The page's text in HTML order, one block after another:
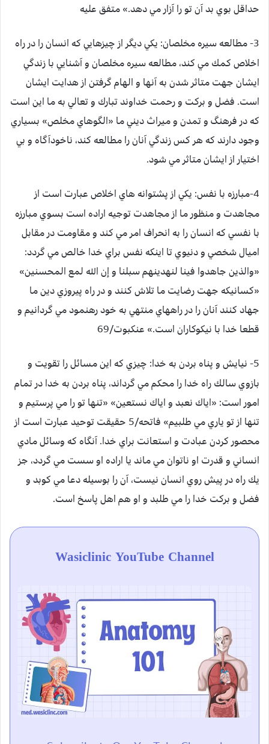
حداقل بوي بد آن تو را آزار مي دهد.» متفق عليه
3- مطالعه سيره مخلصان:
يكي ديگر از چيزهايي كه انسان را در راه
اخلاص كمك مي كند، مطالعه سيره مخلصان و آشنايي با زندگي
ايشان جهت متاثر شدن به آنها و الهام گرفتن از هدايت ايشان
است. فضل و بركت و رحمت خداوند تبارك و تعالي به ما اين است
كه در فرهنگ و تمدن و ميراث ديني ما «الگوهاي مخلص» بسياري
وجود دارند كه هر كس زندگي آنان را مطالعه كند، ناخودآگاه و بي
اختيار از ايشان متاثر مي شود.
4-مبارزه با نفس:
يكي از پشتوانه هاي اخلاص عبارت است از
مجاهدت و منظور ما از مجاهدت توجيه اراده است بسوي مبارزه
با نفسي كه انسان را به انحراف امر مي كند و مقاومت در مقابل
اميال شخصي و دنيوي تا اينكه نفس براي خدا خالص مي گردد:
«والذين جاهدوا فينا لنهدينهم سبلنا و إن الله لمع المحسنين»
«كسانيكه جهت رضايت ما تلاش كنند و در راه پيروزي دين ما
جهاد كنند آنان را در راههاي منتهي به خود رهنمود مي گردانيم و
قطعا خدا با نيكوكاران است.» عنكبوت/69
5- نيايش و پناه بردن به خدا:
چيزي كه اين مسائل را تقويت و
بازوي سالك راه خدا را محكم مي گرداند، پناه بردن به خدا در تمام
امور است: «اياك نعبد و اياك نستعين» «تنها تو را مي پرستيم و
تنها از تو ياري مي طلبيم» فاتحه/5 حقيقت توحيد عبارت است از
محصور كردن عبادت و استعانت براي خدا. آنگاه كه وسائل مادي
انساني و قدرت او ناتوان مي ماند يا اراده او سست مي گردد، جز
يك راه در پيش روي انسان نيست، آن را بوسيله دعا مي كوبد و
فضل و بركت خدا را مي طلبد و او هم اهل پاسخ است.
Wasiclinic YouTube Channel